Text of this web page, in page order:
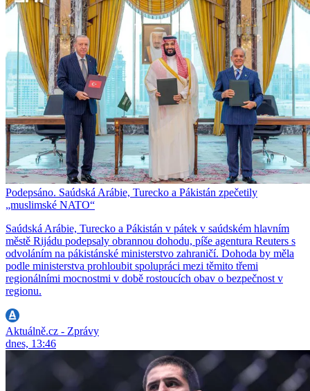
Podepsáno. Saúdská Arábie, Turecko a Pákistán zpečetily
„muslimské NATO“
Saúdská Arábie, Turecko a Pákistán v pátek v saúdském hlavním
městě Rijádu podepsaly obrannou dohodu, píše agentura Reuters s
odvoláním na pákistánské ministerstvo zahraničí. Dohoda by měla
podle ministerstva prohloubit spolupráci mezi těmito třemi
regionálními mocnostmi v době rostoucích obav o bezpečnost v
regionu.
Aktuálně.cz - Zprávy
dnes, 13:46